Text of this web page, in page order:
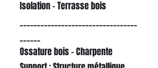
Isolation - Terrasse bois
Ossature bois - Charpente